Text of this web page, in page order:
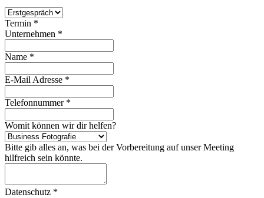
Termin *
Unternehmen *
Name *
E-Mail Adresse *
Telefonnummer *
Womit können wir dir helfen?
Bitte gib alles an, was bei der Vorbereitung auf unser Meeting
hilfreich sein könnte.
Datenschutz *